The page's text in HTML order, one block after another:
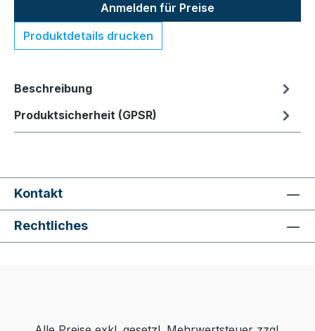
Anmelden für Preise
Produktdetails drucken
Beschreibung
Produktsicherheit (GPSR)
Kontakt
Rechtliches